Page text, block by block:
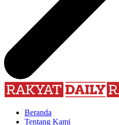
Beranda
Tentang Kami